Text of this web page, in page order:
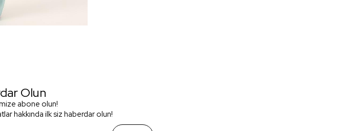
Olun
abone olun!
hakkında ilk siz haberdar olun!